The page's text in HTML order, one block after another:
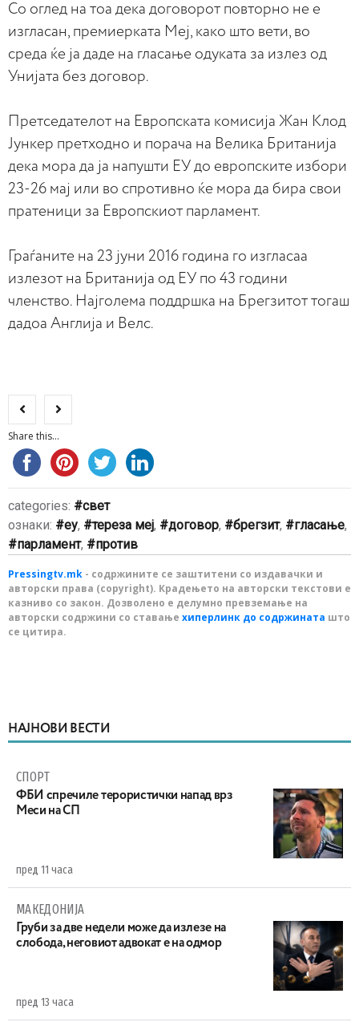
Со оглед на тоа дека договорот повторно не е
изгласан, премиерката Меј, како што вети, во
среда ќе ја даде на гласање одуката за излез од
Унијата без договор.
Претседателот на Европската комисија Жан Клод
Јункер претходно и порача на Велика Британија
дека мора да ја напушти ЕУ до европските избори
23-26 мај или во спротивно ќе мора да бира свои
пратеници за Европскиот парламент.
Граѓаните на 23 јуни 2016 година го изгласаа
излезот на Британија од ЕУ по 43 години
членство. Најголема поддршка на Брегзитот тогаш
дадоа Англија и Велс.
Share this...
categories:
свет
ознаки:
еу, тереза меј, договор, брегзит, гласање,
парламент, против
Pressingtv.mk - содржините се заштитени со издавачки и
авторски права (copyright). Крадењето на авторски текстови е
казниво со закон. Дозволено е делумно превземање на
авторски содржини со ставање хиперлинк до содржината што
се цитира.
НАЈНОВИ ВЕСТИ
СПОРТ
ФБИ спречиле терористички напад врз
Меси на СП
пред 11 часа
МАКЕДОНИЈА
Груби за две недели може да излезе на
слобода, неговиот адвокат е на одмор
пред 13 часа